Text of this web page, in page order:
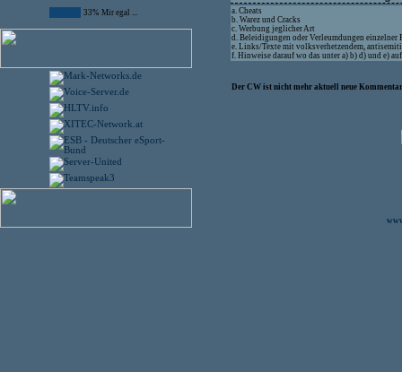
33% Mir egal ...
a. Cheats
b. Warez und Cracks
c. Werbung jeglicher Art
d. Beleidigungen oder Verleumdungen einzelner
e. Links/Texte mit volksverhetzendem,
f. Hinweise darauf wo das unter a) b) d) und e)
Der CW ist nicht mehr aktuell neue